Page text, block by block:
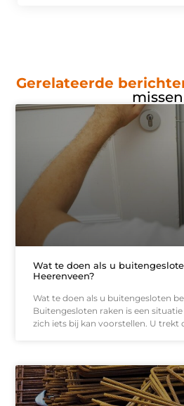
Gerelateerde
missen
Wat te doen als u
Heerenveen?
Wat te doen als u buitengesloten
Buitengesloten raken is een
zich iets bij kan voorstellen. U trekt